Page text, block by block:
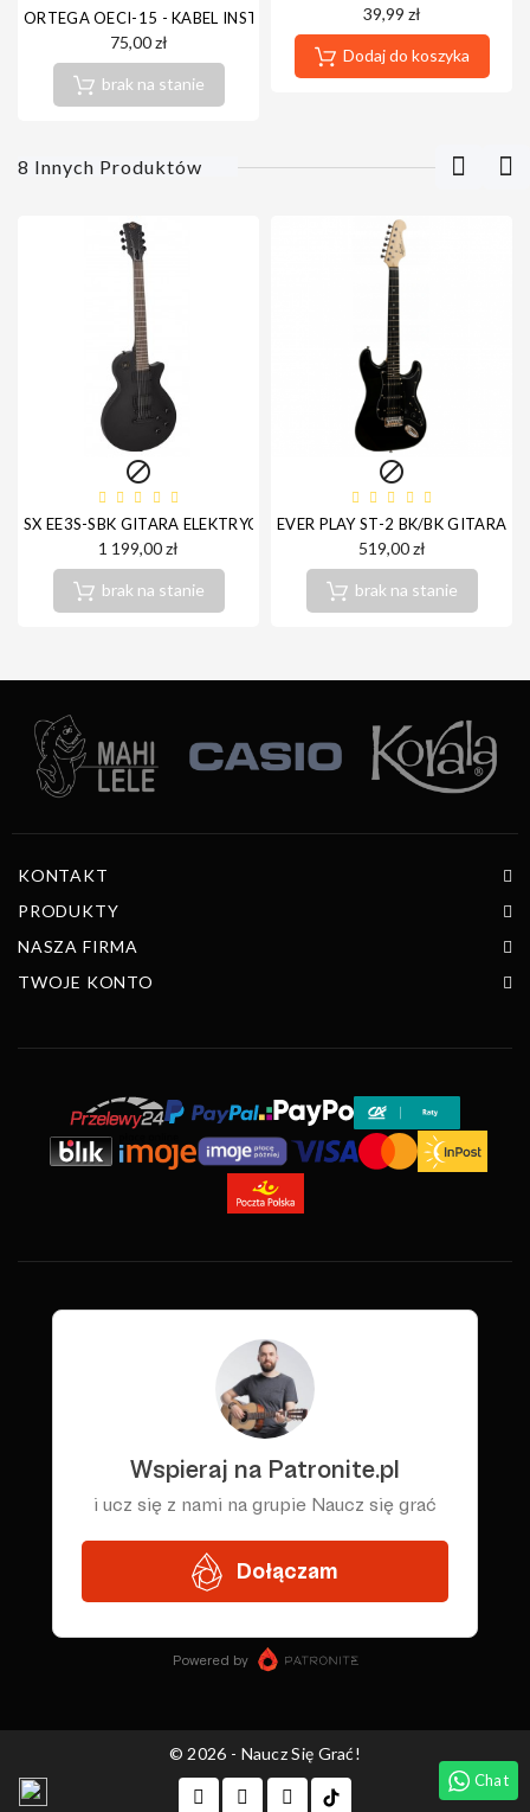
ORTEGA OECI-15 - KABEL INSTRUMENTALNY JACK-JACK
75,00 zł
brak na stanie
39,99 zł
Dodaj do koszyka
8 Innych Produktów

SX EE3S-SBK GITARA ELEKTRYCZNA
1 199,00 zł
brak na stanie

EVER PLAY ST-2 BK/BK GITARA
519,00 zł
brak na stanie
KONTAKT
PRODUKTY
NASZA FIRMA
TWOJE KONTO
© 2026 - Naucz Się Grać!
Chat